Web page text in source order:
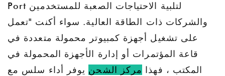
Port لتلبية الاحتياجات الصعبة للمستخدمين
والشركات ذات الطاقة العالية. سواء أكنت "تعمل
على تشغيل أجهزة كمبيوتر محمولة متعددة في
قاعة المؤتمرات أو إدارة الأجهزة المحمولة في
المكتب ، فهذا مركز الشحن يوفر أداء سلس مع